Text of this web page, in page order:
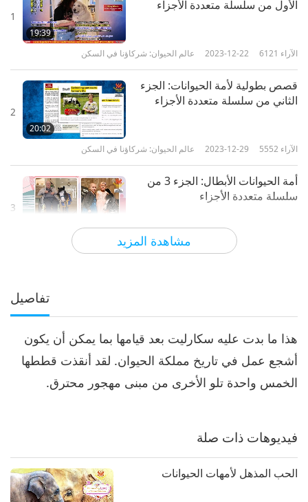
مشاهدة المزيد
1
19:39
الأول من سلسلة متعددة الأجزاء
عالم الحيوان: شركاؤنا في السكن 2023-12-22 6121 الآراء
2
20:02
قصص بطولية لأمة الحيوانات: الجزء
الثاني من سلسلة متعددة الأجزاء
عالم الحيوان: شركاؤنا في السكن 2023-12-29 5552 الآراء
3
أمة الحيوانات الأبطال: الجزء 3 من
سلسلة متعددة الأجزاء
عالم الحيوان: شركاؤنا في السكن 2024-02-02
16:33
عالم الحيوان: شركاؤنا في السكن 2024-02-09 5261الآراء
قصص أمة الحيوانات البطولية: الجزء
5 من سلسلة متعددة الأجزاء (خاص
2024-12-10 3783 الآراء
6
قصص أمة الحيوانات البطولية: الجزء
تفاصيل
هذا ما بدت عليه سكارليت بعد قيامها بما يمكن أن يكون
أشجع عمل في تاريخ مملكة الحيوان. لقد أنقذت قططها
الخمس واحدة تلو الأخرى من مبنى مهجور محترق.
فيديوهات ذات صلة
الحب المذهل لأمهات الحيوانات